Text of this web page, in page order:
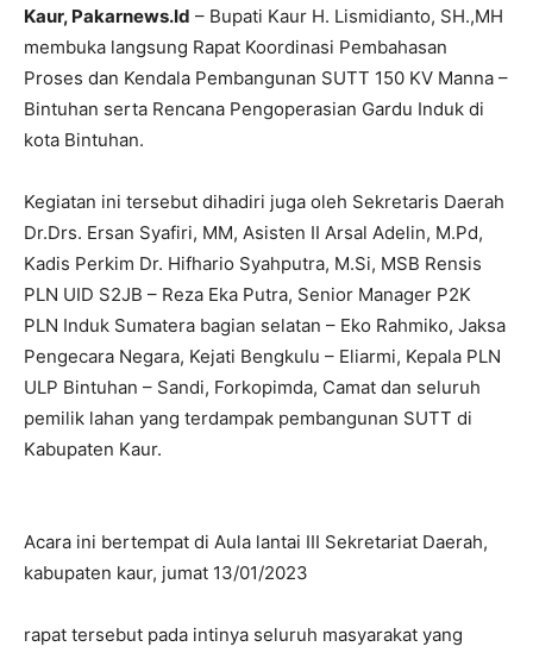
Kaur, Pakarnews.Id – Bupati Kaur H. Lismidianto, SH.,MH
membuka langsung Rapat Koordinasi Pembahasan
Proses dan Kendala Pembangunan SUTT 150 KV Manna –
Bintuhan serta Rencana Pengoperasian Gardu Induk di
kota Bintuhan.
Kegiatan ini tersebut dihadiri juga oleh Sekretaris Daerah
Dr.Drs. Ersan Syafiri, MM, Asisten II Arsal Adelin, M.Pd,
Kadis Perkim Dr. Hifhario Syahputra, M.Si, MSB Rensis
PLN UID S2JB – Reza Eka Putra, Senior Manager P2K
PLN Induk Sumatera bagian selatan – Eko Rahmiko, Jaksa
Pengecara Negara, Kejati Bengkulu – Eliarmi, Kepala PLN
ULP Bintuhan – Sandi, Forkopimda, Camat dan seluruh
pemilik lahan yang terdampak pembangunan SUTT di
Kabupaten Kaur.
Acara ini bertempat di Aula lantai III Sekretariat Daerah,
kabupaten kaur, jumat 13/01/2023
rapat tersebut pada intinya seluruh masyarakat yang